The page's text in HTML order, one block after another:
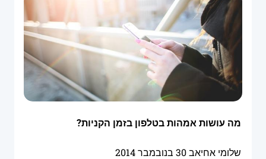
מה עושות אמהות בטלפון בזמן הקניות?
שלומי אחיאב30 בנובמבר 2014